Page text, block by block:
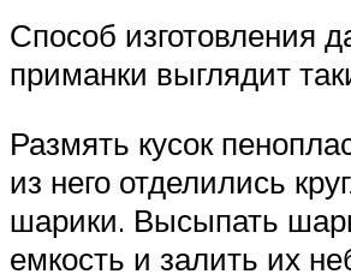
Способ изготовления
приманки выглядит
Размять кусок
из него отделились
шарики. Высыпать
емкость и залить их